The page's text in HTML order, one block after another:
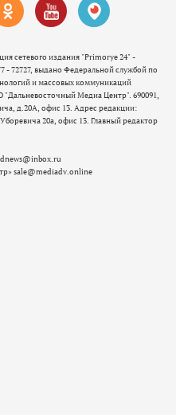
сетевого издания "Primorye 24" -
72727, выдано Федеральной службой по
и массовых коммуникаций
"Дальневосточный Медиа Центр". 690091,
д.20А, офис 13. Адрес редакции:
20а, офис 13. Главный редактор
sale@mediadv.online